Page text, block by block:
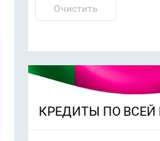
Очистить
КРЕДИТЫ ПО ВСЕЙ